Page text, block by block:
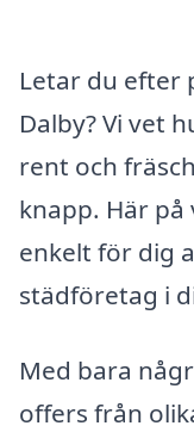
Letar du efter
Dalby? Vi vet
rent och
knapp. Här
enkelt för dig
städföretag i
Med bara
offers från